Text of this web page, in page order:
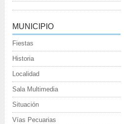
MUNICIPIO
Fiestas
Historia
Localidad
Sala Multimedia
Situación
Vías Pecuarias